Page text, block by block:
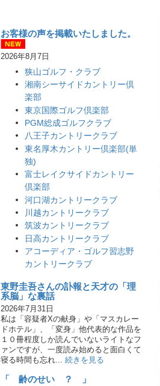
お客様の声を掲載いたしました。
2026年8月7日
狭山ゴルフ・クラブ
湘南シーサイドカントリー倶
楽部
東京国際ゴルフ倶楽部
PGM総成ゴルフクラブ
八王子カントリークラブ
東名厚木カントリー倶楽部(単
独)
富士レイクサイドカントリー
倶楽部
河口湖カントリークラブ
川越カントリークラブ
筑波カントリークラブ
日高カントリークラブ
アコーディア・ゴルフ習志野
カントリークラブ
東野圭吾さんの訃報と天才の「理
系脳」な裏話
2026年7月31日
私は「容疑者Xの献身」や「マスカレー
ドホテル」、「変身」他代表的な作品を
１０冊程度しか読んでいないライトなフ
ァンですが、一度読み始めると面白くて
寝る時間も忘れ... 続きを見る
「 齢のせい ？ 」